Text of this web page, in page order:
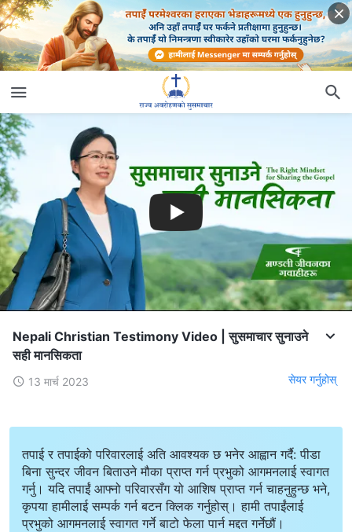
Nepali Christian Testimony Video | सुसमाचार सुनाउने
सही मानसिकता
13 मार्च 2023 सेयर गर्नुहोस्
तपाई र तपाईको परिवारलाई अति आवश्यक छ भनेर आह्वान गर्दै: पीडा
बिना सुन्दर जीवन बिताउने मौका प्राप्त गर्न प्रभुको आगमनलाई स्वागत
गर्नु। यदि तपाईं आफ्नो परिवारसँग यो आशिष प्राप्त गर्न चाहनुहुन्छ भने,
कृपया हामीलाई सम्पर्क गर्न बटन क्लिक गर्नुहोस्। हामी तपाईंलाई
प्रभुको आगमनलाई स्वागत गर्ने बाटो फेला पार्न मद्दत गर्नेछौं।